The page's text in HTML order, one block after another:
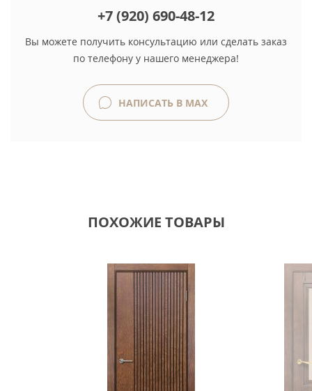
+7 (920) 690-48-12
Вы можете получить консультацию или сделать заказ
по телефону у нашего менеджера!
НАПИСАТЬ В MAX
ПОХОЖИЕ ТОВАРЫ